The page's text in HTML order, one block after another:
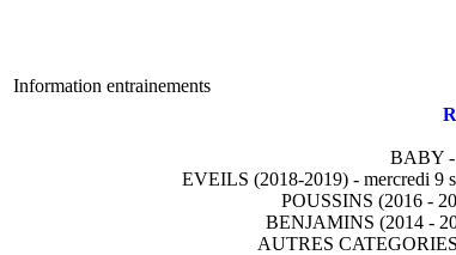
Information entrainements
BABY
EVEILS (2018-2019) - mercredi 9
POUSSINS (2016 -
BENJAMINS (2014 -
AUTRES CATEGORIES